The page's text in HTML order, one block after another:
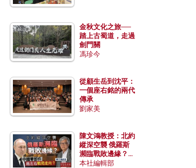
金秋文化之旅──
踏上古蜀道，走過
劍門關
馮珍今
從顧生岳到沈平：
一個座右銘的兩代
傳承
劉家美
陳文鴻教授：北約
縱深空襲 俄羅斯
瀕臨戰敗邊緣？中
國零部件能左右戰
本社編輯部